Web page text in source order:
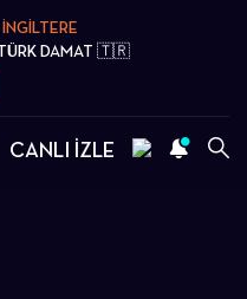
TÜRK DAMAT 🇹🇷
CANLI İZLE